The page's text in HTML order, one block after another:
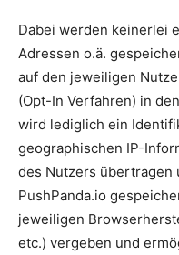
Dabei werden keinerlei
Adressen o.ä.
auf den jeweiligen
(Opt-In Verfahren) in
wird lediglich ein
geographischen IP-
des Nutzers übertragen
PushPanda.io
jeweiligen
etc.) vergeben und